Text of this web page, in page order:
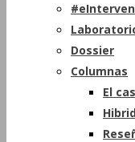
Dossier
Columnas
El